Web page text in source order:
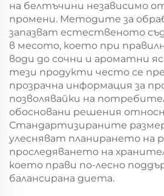
на белтъчини независимо
промени. Методите за
запазват естественото
в месото, което при
води до сочни и ароматни
тези продукти често се
прозрачна информация за
позволявайки на
обосновани решения
Стандартизираните
улесняват планирането на
проследяването на
което прави по-лесно
балансирана диета.